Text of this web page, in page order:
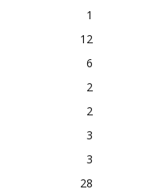
1
12
6
2
2
3
3
28